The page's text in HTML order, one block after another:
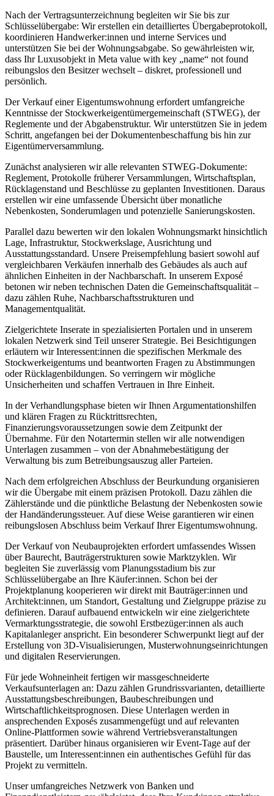
Nach der Vertragsunterzeichnung begleiten wir Sie bis zur
Schlüsselübergabe: Wir erstellen ein detailliertes Übergabeprotokoll,
koordinieren Handwerker:innen und interne Services und
unterstützen Sie bei der Wohnungsabgabe. So gewährleisten wir,
dass Ihr Luxusobjekt in Meta value with key „name“ not found
reibungslos den Besitzer wechselt – diskret, professionell und
persönlich.
Der Verkauf einer Eigentumswohnung erfordert umfangreiche
Kenntnisse der Stockwerkeigentümergemeinschaft (STWEG), der
Reglemente und der Abgabenstruktur. Wir unterstützen Sie in jedem
Schritt, angefangen bei der Dokumentenbeschaffung bis hin zur
Eigentümerversammlung.
Zunächst analysieren wir alle relevanten STWEG-Dokumente:
Reglement, Protokolle früherer Versammlungen, Wirtschaftsplan,
Rücklagenstand und Beschlüsse zu geplanten Investitionen. Daraus
erstellen wir eine umfassende Übersicht über monatliche
Nebenkosten, Sonderumlagen und potenzielle Sanierungskosten.
Parallel dazu bewerten wir den lokalen Wohnungsmarkt hinsichtlich
Lage, Infrastruktur, Stockwerkslage, Ausrichtung und
Ausstattungsstandard. Unsere Preisempfehlung basiert sowohl auf
vergleichbaren Verkäufen innerhalb des Gebäudes als auch auf
ähnlichen Einheiten in der Nachbarschaft. In unserem Exposé
betonen wir neben technischen Daten die Gemeinschaftsqualität –
dazu zählen Ruhe, Nachbarschaftsstrukturen und
Managementqualität.
Zielgerichtete Inserate in spezialisierten Portalen und in unserem
lokalen Netzwerk sind Teil unserer Strategie. Bei Besichtigungen
erläutern wir Interessent:innen die spezifischen Merkmale des
Stockwerkeigentums und beantworten Fragen zu Abstimmungen
oder Rücklagenbildungen. So verringern wir mögliche
Unsicherheiten und schaffen Vertrauen in Ihre Einheit.
In der Verhandlungsphase bieten wir Ihnen Argumentationshilfen
und klären Fragen zu Rücktrittsrechten,
Finanzierungsvoraussetzungen sowie dem Zeitpunkt der
Übernahme. Für den Notartermin stellen wir alle notwendigen
Unterlagen zusammen – von der Abnahmebestätigung der
Verwaltung bis zum Betreibungsauszug aller Parteien.
Nach dem erfolgreichen Abschluss der Beurkundung organisieren
wir die Übergabe mit einem präzisen Protokoll. Dazu zählen die
Zählerstände und die pünktliche Belastung der Nebenkosten sowie
der Handänderungssteuer. Auf diese Weise garantieren wir einen
reibungslosen Abschluss beim Verkauf Ihrer Eigentumswohnung.
Der Verkauf von Neubauprojekten erfordert umfassendes Wissen
über Baurecht, Bauträgerstrukturen sowie Marktzyklen. Wir
begleiten Sie zuverlässig vom Planungsstadium bis zur
Schlüsselübergabe an Ihre Käufer:innen. Schon bei der
Projektplanung kooperieren wir direkt mit Bauträger:innen und
Architekt:innen, um Standort, Gestaltung und Zielgruppe präzise zu
definieren. Darauf aufbauend entwickeln wir eine zielgerichtete
Vermarktungsstrategie, die sowohl Erstbezüger:innen als auch
Kapitalanleger anspricht. Ein besonderer Schwerpunkt liegt auf der
Erstellung von 3D-Visualisierungen, Musterwohnungseinrichtungen
und digitalen Reservierungen.
Für jede Wohneinheit fertigen wir massgeschneiderte
Verkaufsunterlagen an: Dazu zählen Grundrissvarianten, detaillierte
Ausstattungsbeschreibungen, Baubeschreibungen und
Wirtschaftlichkeitsprognosen. Diese Unterlagen werden in
ansprechenden Exposés zusammengefügt und auf relevanten
Online-Plattformen sowie während Vertriebsveranstaltungen
präsentiert. Darüber hinaus organisieren wir Event-Tage auf der
Baustelle, um Interessent:innen ein authentisches Gefühl für das
Projekt zu vermitteln.
Unser umfangreiches Netzwerk von Banken und